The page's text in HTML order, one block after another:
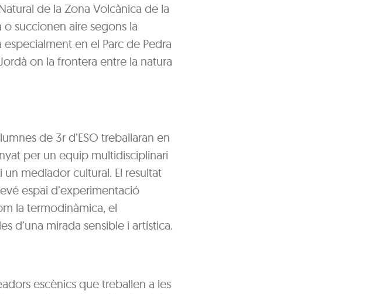
de la Zona Volcànica de la
succionen aire segons la
en el Parc de Pedra
on la frontera entre la natura
de 3r d’ESO treballaran en
per un equip multidisciplinari
mediador cultural. El resultat
espai d’experimentació
la termodinàmica, el
d’una mirada sensible i artística.
escènics que treballen a les